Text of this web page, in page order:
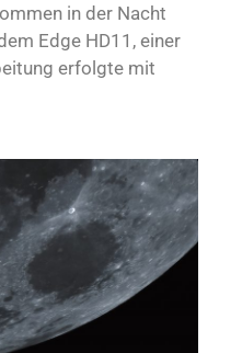
in der Nacht
Edge HD11, einer
erfolgte mit